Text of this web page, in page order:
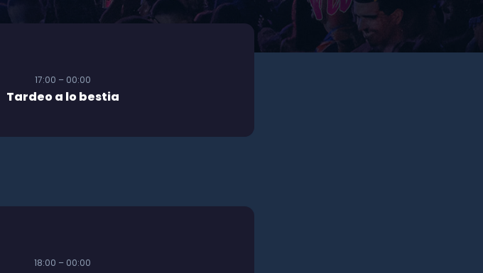
17:00 – 00:00
Tardeo a lo bestia
18:00 – 00:00